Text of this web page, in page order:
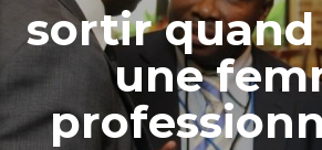
sortir
une